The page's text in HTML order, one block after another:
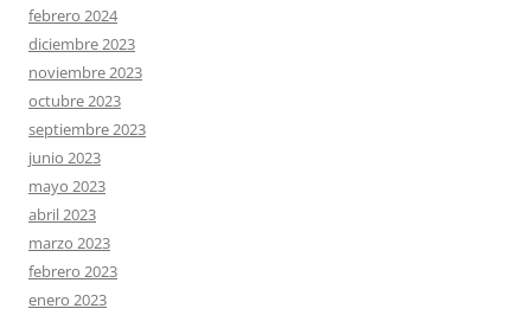
febrero 2024
diciembre 2023
noviembre 2023
octubre 2023
septiembre 2023
junio 2023
mayo 2023
abril 2023
marzo 2023
febrero 2023
enero 2023